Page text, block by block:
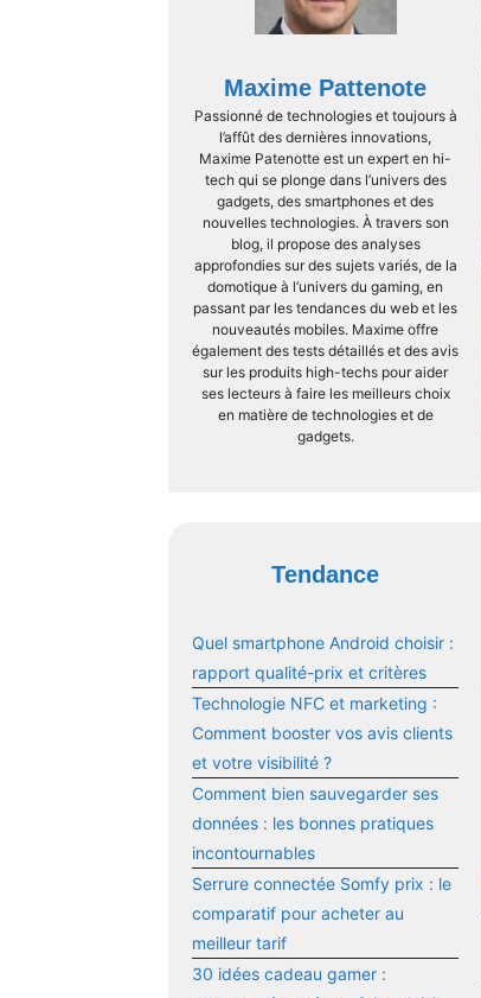
Maxime Pattenote
Passionné de technologies et toujours à
l’affût des dernières innovations,
Maxime Patenotte est un expert en hi-
tech qui se plonge dans l’univers des
gadgets, des smartphones et des
nouvelles technologies. À travers son
blog, il propose des analyses
approfondies sur des sujets variés, de la
domotique à l’univers du gaming, en
passant par les tendances du web et les
nouveautés mobiles. Maxime offre
également des tests détaillés et des avis
sur les produits high-techs pour aider
ses lecteurs à faire les meilleurs choix
en matière de technologies et de
gadgets.
Tendance
Quel smartphone Android choisir :
rapport qualité-prix et critères
Technologie NFC et marketing :
Comment booster vos avis clients
et votre visibilité ?
Comment bien sauvegarder ses
données : les bonnes pratiques
incontournables
Serrure connectée Somfy prix : le
comparatif pour acheter au
meilleur tarif
30 idées cadeau gamer :